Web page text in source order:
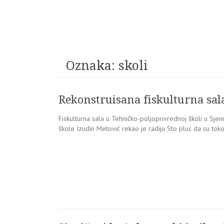
Oznaka: skoli
Rekonstruisana fiskulturna
Fiskulturna sala u Tehničko-poljoprivrednoj školi u
škole Izudin Metović rekao je radiju Sto plus da su